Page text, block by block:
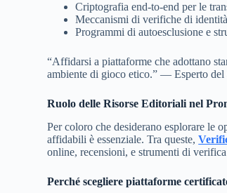
Criptografia end-to-end per le
Meccanismi di verifiche di
Programmi di autoesclusione e
“Affidarsi a piattaforme che adottano
ambiente di gioco etico.” — Esperto del
Ruolo delle Risorse Editoriali nel
Per coloro che desiderano esplorare le
affidabili è essenziale. Tra queste,
online, recensioni, e strumenti di
Perché scegliere piattaforme